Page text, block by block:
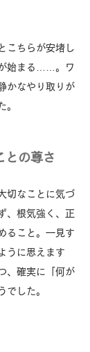
こちらが安堵し
始まる……。ワ
かなやり取りが
。
との尊さ
切なことに気づ
、根気強く、正
ること。一見す
うに思えます
、確実に「何が
でした。